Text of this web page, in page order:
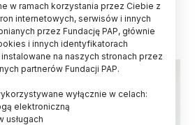
05.06.2026
w ramach korzystania przez Ciebie z
internetowych, serwisów i innych
przez Fundację PAP, głównie
i innych identyfikatorach
na naszych stronach przez
partnerów Fundacji PAP.
wyłącznie w celach:
elektroniczną
usługach